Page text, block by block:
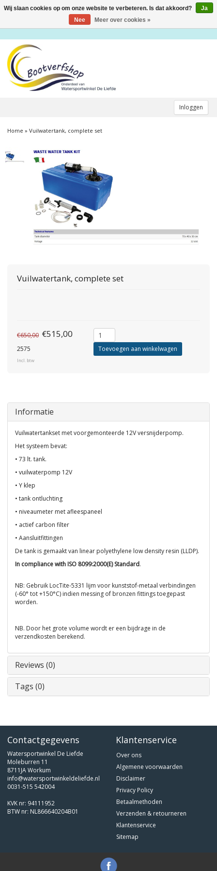
Inloggen
Toggle
Home » Vuilwatertank, complete set
Vuilwatertank, complete set
€650,00 €515,00
2575
Incl. btw
Toevoegen aan winkelwagen
Informatie
Vuilwatertankset met voorgemonteerde 12V versnijderpomp.
Het systeem bevat:
• 73 lt. tank.
• vuilwaterpomp 12V
• Y klep
• tank ontluchting
• niveaumeter met afleespaneel
• actief carbon filter
• Aansluitfittingen
De tank is gemaakt van linear polyethylene low density resin (LLDP).
In compliance with ISO 8099:2000(E) Standard.
NB: Gebruik LocTite-5331 lijm voor kunststof-metaal verbindingen
(-60° tot +150°C) indien messing of bronzen fittings toegepast
worden.
NB. Door het grote volume wordt er een bijdrage in de
verzendkosten berekend.
Reviews (0)
Tags (0)
Contactgegevens
Watersportwinkel De Liefde
Moleburren 11
8711JA Workum
info@watersportwinkeldeliefde.nl
0031-515 542004
KVK nr: 94111952
BTW nr: NL866640204B01
Klantenservice
Over ons
Algemene voorwaarden
Disclaimer
Privacy Policy
Betaalmethoden
Verzenden & retourneren
Klantenservice
Sitemap
Wij slaan cookies op om onze website te verbeteren. Is dat akkoord?
Ja
Nee
Meer over cookies »